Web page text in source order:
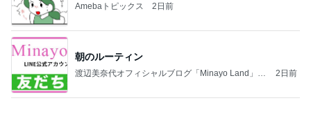
Amebaトピックス 2日前
朝のルーティン
渡辺美奈代オフィシャルブログ「Minayo Land」P
2日前